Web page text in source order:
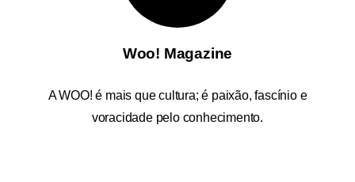
Woo! Magazine
AWOO! é mais que cultura; é paixão, fascínio e
voracidade pelo conhecimento.